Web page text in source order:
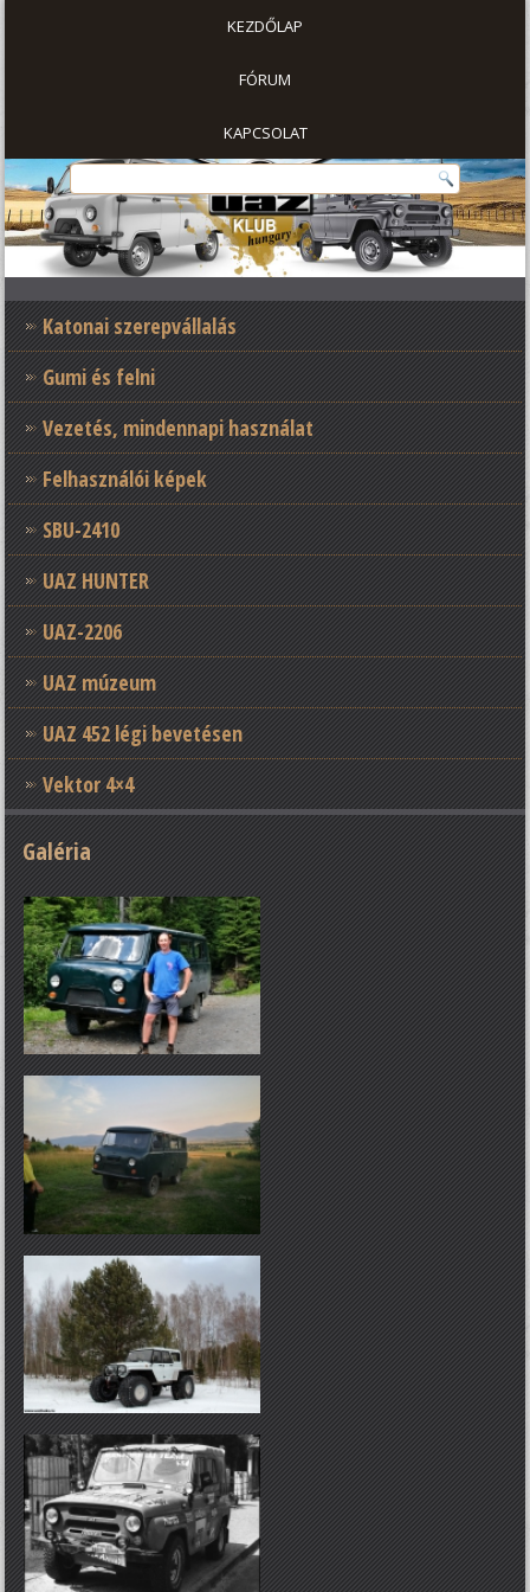
KEZDŐLAP
FÓRUM
KAPCSOLAT
Katonai szerepvállalás
Gumi és felni
Vezetés, mindennapi használat
Felhasználói képek
SBU-2410
UAZ HUNTER
UAZ-2206
UAZ múzeum
UAZ 452 légi bevetésen
Vektor 4×4
Galéria